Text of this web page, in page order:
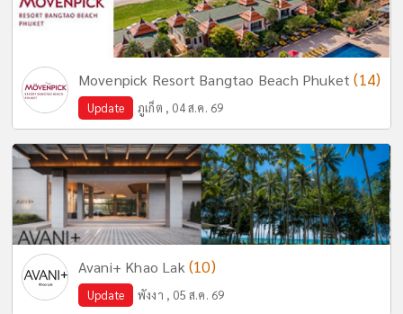
Movenpick Resort Bangtao Beach Phuket(14)
Update ภูเก็ต , 04 ส.ค. 69
Avani+ Khao Lak (10)
Update พังงา , 05 ส.ค. 69